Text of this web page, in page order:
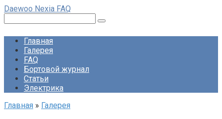
Перейти
контенту
Daewoo Nexia FAQ
Главная
Галерея
FAQ
Бортовой журнал
Статьи
Электрика
Главная » Галерея